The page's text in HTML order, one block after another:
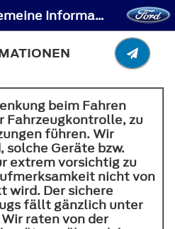
SYNC™ 2 - Allgemeine Informationen
beim Fahren
Fahrzeugkontrolle, zu
führen. Wir
Geräte bzw.
extrem vorsichtig zu
nicht von
wird. Der sichere
fällt gänzlich unter
raten von der